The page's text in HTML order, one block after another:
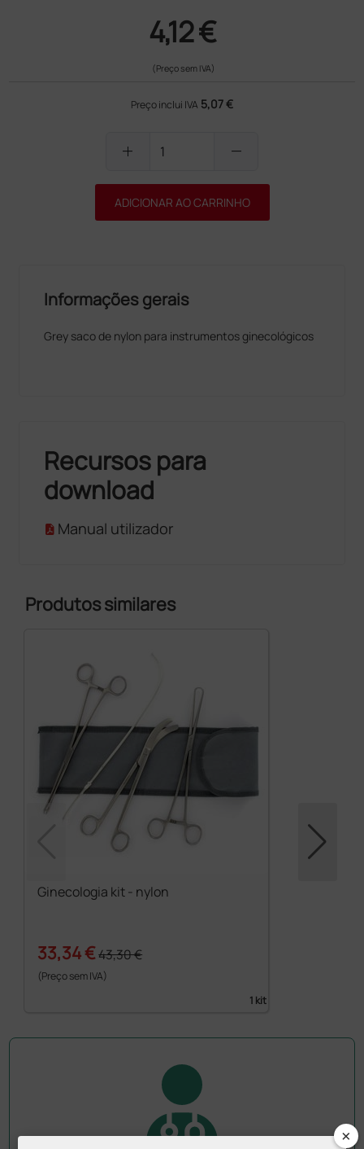
4,12 €
(Preço sem IVA)
Preço inclui IVA 5,07 €
add remove
ADICIONAR AO CARRINHO
Informações gerais
Grey saco de nylon para instrumentos ginecológicos
Recursos para
download
Manual utilizador
Produtos similares
Ginecologia kit - nylon
33,34 €43,30 €
(Preço sem IVA)
1 kit
×